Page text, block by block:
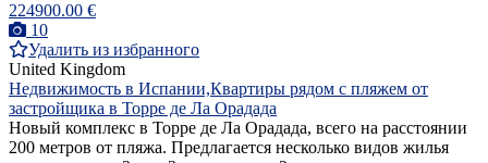
224900.00 €
10
Удалить из избранного
United Kingdom
Недвижимость в Испании,Квартиры рядом с пляжем от
застройщика в Торре де Ла Орадада
Новый комплекс в Торре де Ла Орадада, всего на расстоянии
200 метров от пляжа. Предлагается несколько видов жилья